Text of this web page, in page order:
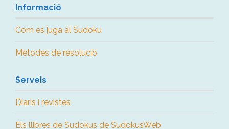
Informació
Com es juga al Sudoku
Mètodes de resolució
Serveis
Diaris i revistes
Els llibres de Sudokus de SudokusWeb